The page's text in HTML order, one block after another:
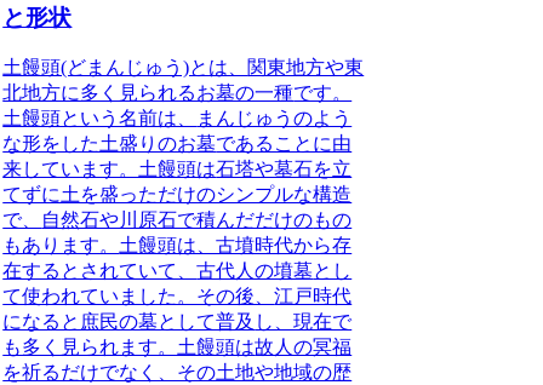
と形状
土饅頭(どまんじゅう)とは、 関東地方や東
北地方に多く見られるお墓の一種です。
土饅頭という名前は、
まんじゅうのよう
な形をした土盛りのお墓であることに由
来しています。土饅頭は石塔や墓石を立
てずに土を盛っただけのシンプルな構造
で、
自然石や川原石で積んだだけのもの
もあります。土饅頭は、古墳時代から存
在する とされていて、古代人の墳墓とし
て使われていました。その後、江戸時代
になると庶民の墓として普及 し、現在で
も多く見られます。土饅頭は故人の冥福
を祈るだけでなく、その土地や地域の歴